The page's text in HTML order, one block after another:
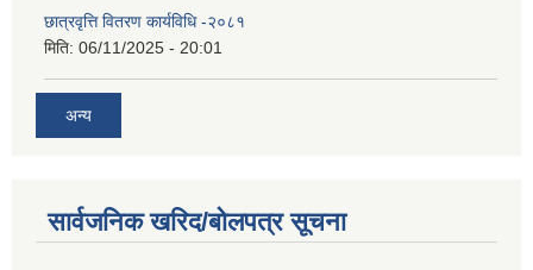
छात्रवृत्ति वितरण कार्यविधि -२०८१
मिति: 06/11/2025 - 20:01
अन्य
सार्वजनिक खरिद/बोलपत्र सूचना